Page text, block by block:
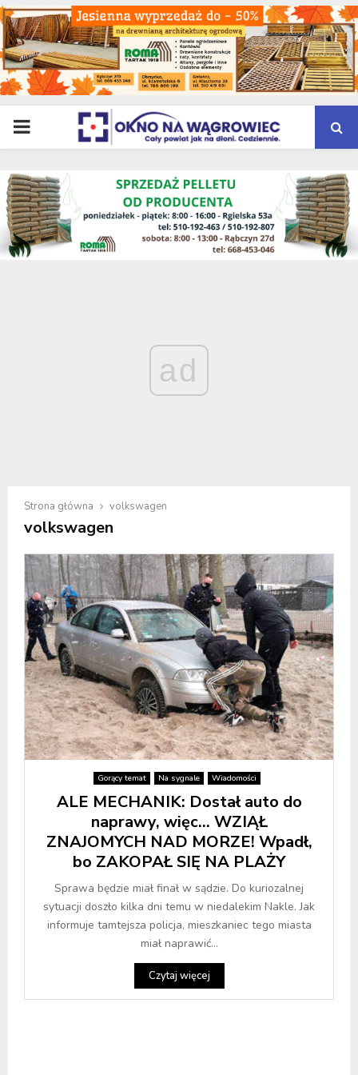
PRIMARY
MENU
ad
Strona główna volkswagen
volkswagen
Gorący temat Na sygnale Wiadomości
ALE MECHANIK: Dostał auto do
naprawy, więc… WZIĄŁ
ZNAJOMYCH NAD MORZE! Wpadł,
bo ZAKOPAŁ SIĘ NA PLAŻY
Sprawa będzie miał finał w sądzie. Do kuriozalnej
sytuacji doszło kilka dni temu w niedalekim Nakle. Jak
informuje tamtejsza policja, mieszkaniec tego miasta
miał naprawić...
Czytaj więcej